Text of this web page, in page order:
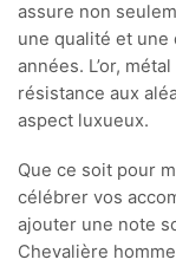
assure non
une qualité et
années. L’or,
résistance aux
aspect luxueux.
Que ce soit pour
célébrer vos
ajouter une note
Chevalière